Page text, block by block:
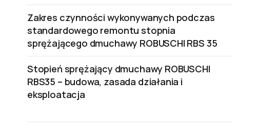
Zakres czynności wykonywanych podczas
standardowego remontu stopnia
sprężającego dmuchawy ROBUSCHI RBS 35
Stopień sprężający dmuchawy ROBUSCHI
RBS35 – budowa, zasada działania i
eksploatacja